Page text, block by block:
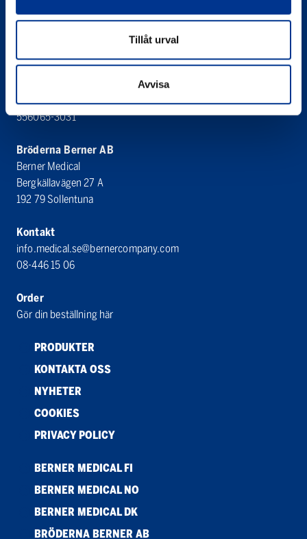
Tillåt urval
Avvisa
Bröderna Berner AB
245 42 Staffanstorp
Organisationsnummer
556065-3031
Bröderna Berner AB
Berner Medical
Bergkällavägen 27 A
192 79 Sollentuna
Kontakt
info.medical.se@bernercompany.com
08-446 15 06
Order
Gör din beställning här
PRODUKTER
KONTAKTA OSS
NYHETER
COOKIES
PRIVACY POLICY
BERNER MEDICAL FI
BERNER MEDICAL NO
BERNER MEDICAL DK
BRÖDERNA BERNER AB